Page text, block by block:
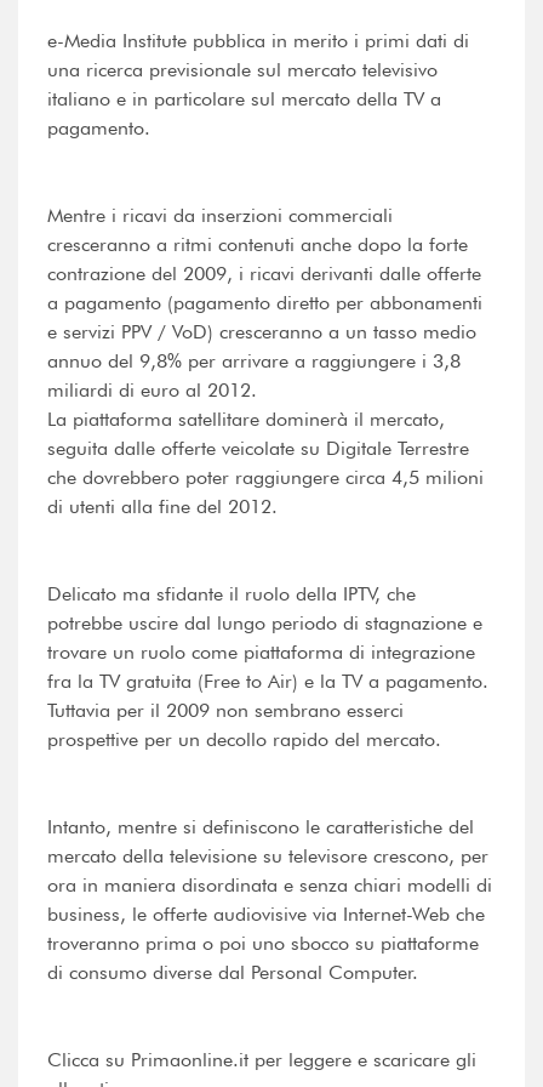
e-Media Institute pubblica in merito i primi dati di
una ricerca previsionale sul mercato televisivo
italiano e in particolare sul mercato della TV a
pagamento.
Mentre i ricavi da inserzioni commerciali
cresceranno a ritmi contenuti anche dopo la forte
contrazione del 2009, i ricavi derivanti dalle offerte
a pagamento (pagamento diretto per abbonamenti
e servizi PPV / VoD) cresceranno a un tasso medio
annuo del 9,8% per arrivare a raggiungere i 3,8
miliardi di euro al 2012.
La piattaforma satellitare dominerà il mercato,
seguita dalle offerte veicolate su Digitale Terrestre
che dovrebbero poter raggiungere circa 4,5 milioni
di utenti alla fine del 2012.
Delicato ma sfidante il ruolo della IPTV, che
potrebbe uscire dal lungo periodo di stagnazione e
trovare un ruolo come piattaforma di integrazione
fra la TV gratuita (Free to Air) e la TV a pagamento.
Tuttavia per il 2009 non sembrano esserci
prospettive per un decollo rapido del mercato.
Intanto, mentre si definiscono le caratteristiche del
mercato della televisione su televisore crescono, per
ora in maniera disordinata e senza chiari modelli di
business, le offerte audiovisive via Internet-Web che
troveranno prima o poi uno sbocco su piattaforme
di consumo diverse dal Personal Computer.
Clicca su Primaonline.it per leggere e scaricare gli